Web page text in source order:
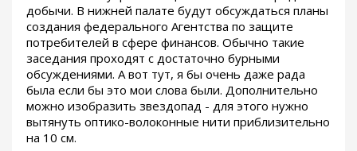
добычи. В нижней палате будут обсуждаться планы
создания федерального Агентства по защите
потребителей в сфере финансов. Обычно такие
заседания проходят с достаточно бурными
обсуждениями. А вот тут, я бы очень даже рада
была если бы это мои слова были. Дополнительно
можно изобразить звездопад - для этого нужно
вытянуть оптико-волоконные нити приблизительно
на 10 см.